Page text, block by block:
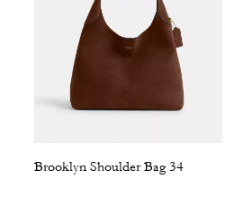
Brooklyn Shoulder Bag 34